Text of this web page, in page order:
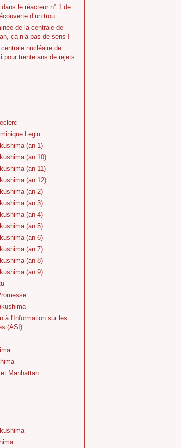
le réacteur n° 1 de
d’un trou
de la centrale de
ça n’a pas de sens !
nucléaire de
pour trente ans de rejets
Leglu
(an 1)
(an 10)
(an 11)
(an 12)
(an 2)
(an 3)
(an 4)
(an 5)
(an 6)
(an 7)
(an 8)
(an 9)
à l'Information sur les
(ASI)
Manhattan